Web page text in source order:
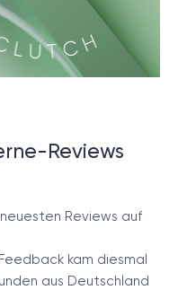
Reviews
Reviews auf
kam diesmal
aus Deutschland